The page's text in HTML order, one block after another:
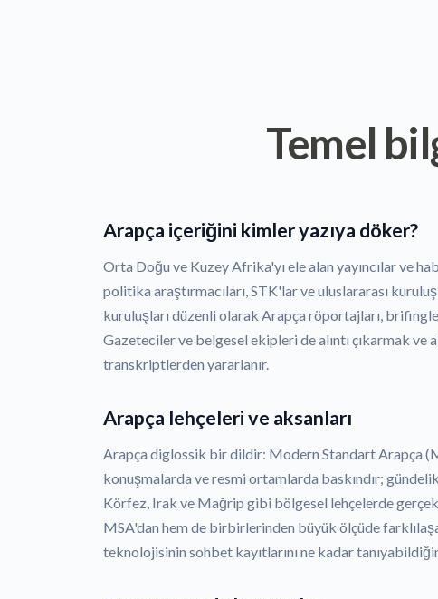
Temel
Arapça içeriğini kimler yazıya döker?
Orta Doğu ve Kuzey Afrika'yı ele alan yayıncılar ve
politika araştırmacıları, STK'lar ve uluslararası
kuruluşları düzenli olarak Arapça röportajları,
Gazeteciler ve belgesel ekipleri de alıntı çıkarmak ve
transkriptlerden yararlanır.
Arapça lehçeleri ve aksanları
Arapça diglossik bir dildir: Modern Standart Arapça
konuşmalarda ve resmi ortamlarda baskındır;
Körfez, Irak ve Mağrip gibi bölgesel lehçelerde
MSA'dan hem de birbirlerinden büyük ölçüde
teknolojisinin sohbet kayıtlarını ne kadar